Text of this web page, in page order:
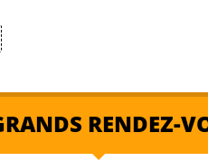
RENDEZ-